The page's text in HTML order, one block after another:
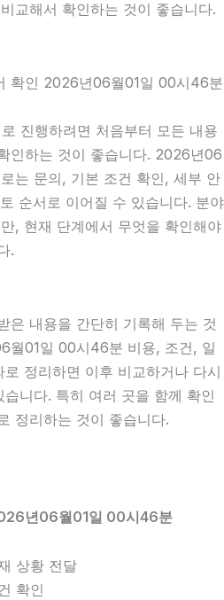
교해서 확인하는 것이 좋습니다.
확인 2026년06월01일 00시46분
진행하려면 처음부터 모든 내용
인하는 것이 좋습니다. 2026년06
는 문의, 기본 조건 확인, 세부 안
순서로 이어질 수 있습니다. 분야
, 현재 단계에서 무엇을 확인해야
.
은 내용을 간단히 기록해 두는 것
월01일 00시46분 비용, 조건, 일
정리하면 이후 비교하거나 다시
니다. 특히 여러 곳을 함께 확인
정리하는 것이 좋습니다.
년06월01일 00시46분
상황 전달
확인